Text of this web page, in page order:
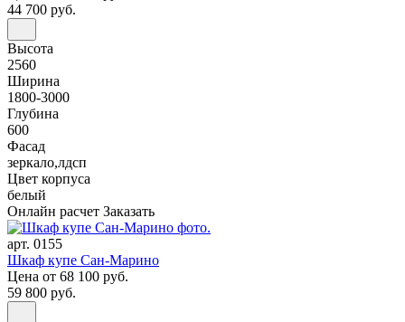
44 700 руб.
Высота
2560
Ширина
1800-3000
Глубина
600
Фасад
зеркало,лдсп
Цвет корпуса
белый
Онлайн расчет Заказать
арт. 0155
Шкаф купе Сан-Марино
Цена от 68 100 руб.
59 800 руб.